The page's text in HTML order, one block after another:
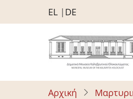
Παράκαμψη
προς
περιεχόμενο
EL DE
Αρχική